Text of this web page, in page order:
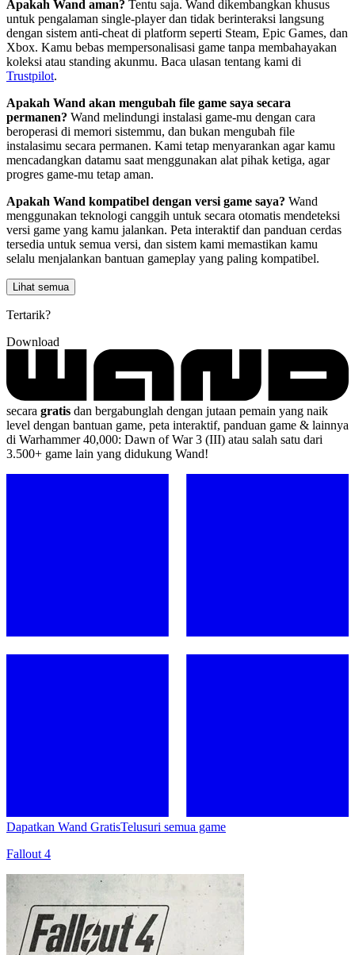
Apakah Wand aman? Tentu saja. Wand dikembangkan khusus
untuk pengalaman single-player dan tidak berinteraksi langsung
dengan sistem anti-cheat di platform seperti Steam, Epic Games, dan
Xbox. Kamu bebas mempersonalisasi game tanpa membahayakan
koleksi atau standing akunmu. Baca ulasan tentang kami di
Trustpilot.
Apakah Wand akan mengubah file game saya secara
permanen? Wand melindungi instalasi game-mu dengan cara
beroperasi di memori sistemmu, dan bukan mengubah file
instalasimu secara permanen. Kami tetap menyarankan agar kamu
mencadangkan datamu saat menggunakan alat pihak ketiga, agar
progres game-mu tetap aman.
Apakah Wand kompatibel dengan versi game saya? Wand
menggunakan teknologi canggih untuk secara otomatis mendeteksi
versi game yang kamu jalankan. Peta interaktif dan panduan cerdas
tersedia untuk semua versi, dan sistem kami memastikan kamu
selalu menjalankan bantuan gameplay yang paling kompatibel.
Lihat semua
Tertarik?
Download
secara gratis dan bergabunglah dengan jutaan pemain yang naik
level dengan bantuan game, peta interaktif, panduan game & lainnya
di Warhammer 40,000: Dawn of War 3 (III) atau salah satu dari
3.500+ game lain yang didukung Wand!
Dapatkan Wand GratisTelusuri semua game
Fallout 4